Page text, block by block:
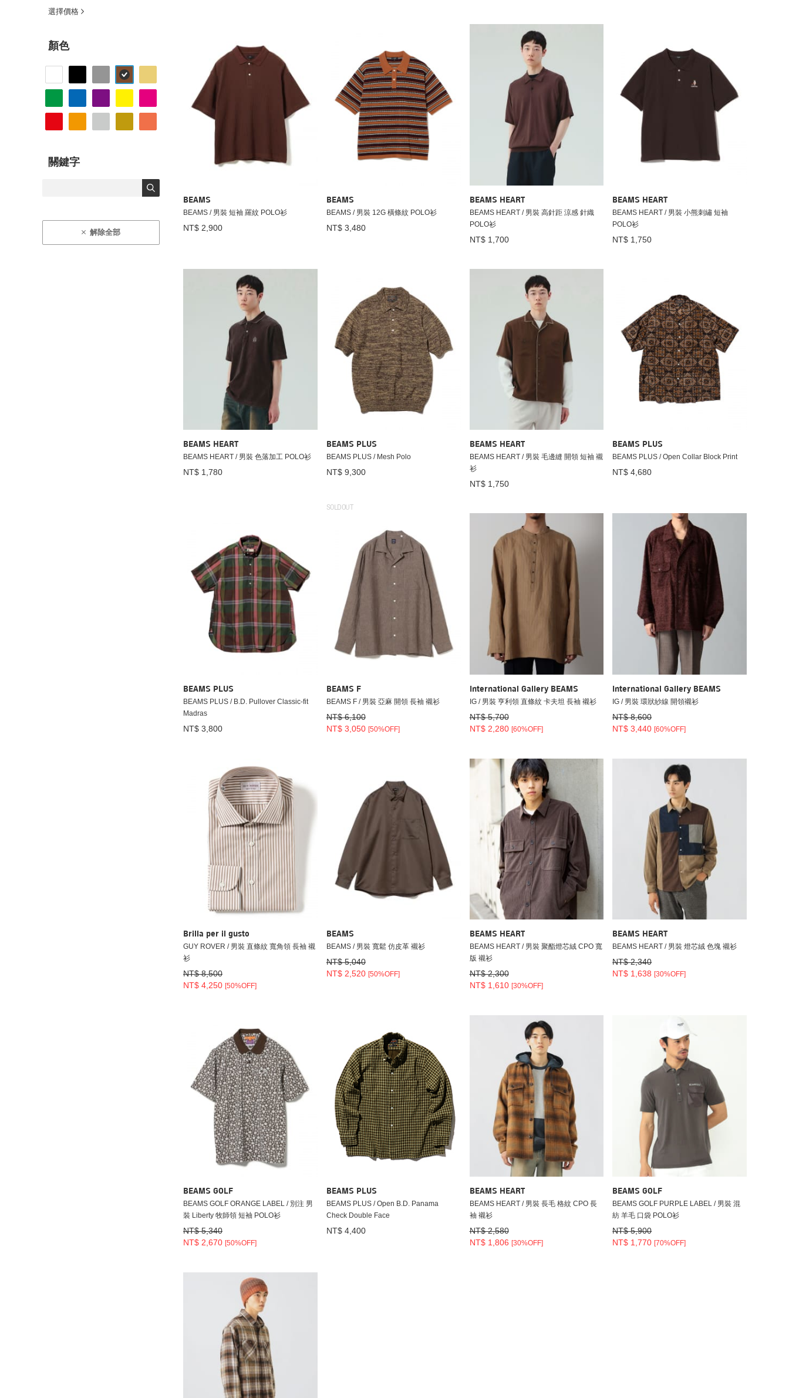
選擇價格
顏色
關鍵字
解除全部
BEAMS
BEAMS / 男裝 短袖 羅紋 POLO衫
NT$ 2,900
BEAMS
BEAMS / 男裝 12G 橫條紋 POLO衫
NT$ 3,480
BEAMS HEART
BEAMS HEART / 男裝 高針距 涼感 針織
POLO衫
NT$ 1,700
BEAMS HEART
BEAMS HEART / 男裝 小熊刺繡 短袖
POLO衫
NT$ 1,750
BEAMS HEART
BEAMS HEART / 男裝 色落加工 POLO衫
NT$ 1,780
BEAMS PLUS
BEAMS PLUS / Mesh Polo
NT$ 9,300
BEAMS HEART
BEAMS HEART / 男裝 毛邊縫 開領 短袖 襯
衫
NT$ 1,750
BEAMS PLUS
BEAMS PLUS / Open Collar Block Print
NT$ 4,680
BEAMS PLUS
BEAMS PLUS / B.D. Pullover Classic-fit
Madras
NT$ 3,800
SOLDOUT
BEAMS F
BEAMS F / 男裝 亞麻 開領 長袖 襯衫
NT$ 6,100
NT$ 3,050 [50%OFF]
International Gallery BEAMS
IG / 男裝 亨利領 直條紋 卡夫坦 長袖 襯衫
NT$ 5,700
NT$ 2,280 [60%OFF]
International Gallery BEAMS
IG / 男裝 環狀紗線 開領襯衫
NT$ 8,600
NT$ 3,440[60%OFF]
Brilla per il gusto
GUY ROVER / 男裝 直條紋 寬角領 長袖 襯
衫
NT$ 8,500
NT$ 4,250 [50%OFF]
BEAMS
BEAMS / 男裝 寬鬆 仿皮革 襯衫
NT$ 5,040
NT$ 2,520 [50%OFF]
BEAMS HEART
BEAMS HEART / 男裝 聚酯燈芯絨 CPO 寬
版 襯衫
NT$ 2,300
NT$ 1,610 [30%OFF]
BEAMS HEART
BEAMS HEART / 男裝 燈芯絨 色塊 襯衫
NT$ 2,340
NT$ 1,638[30%OFF]
BEAMS GOLF
BEAMS GOLF ORANGE LABEL / 別注 男
裝 Liberty 牧師領 短袖 POLO衫
NT$ 5,340
NT$ 2,670 [50%OFF]
BEAMS PLUS
BEAMS PLUS / Open B.D. Panama
Check Double Face
NT$ 4,400
BEAMS HEART
BEAMS HEART / 男裝 長毛 格紋 CPO 長
袖 襯衫
NT$ 2,580
NT$ 1,806 [30%OFF]
BEAMS GOLF
BEAMS GOLF PURPLE LABEL / 男裝 混
紡 羊毛 口袋 POLO衫
NT$ 5,900
NT$ 1,770[70%OFF]